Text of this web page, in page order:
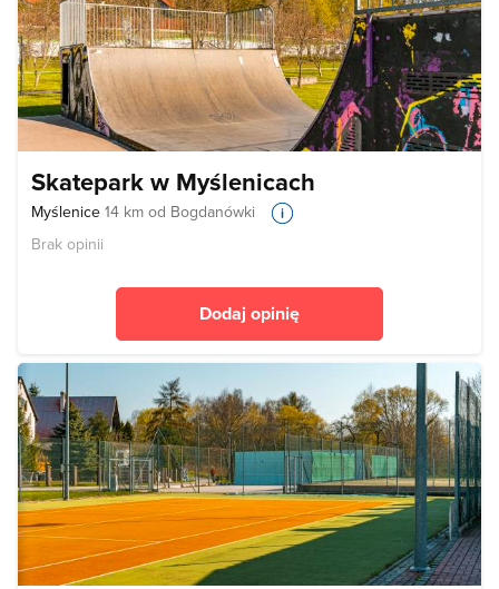
Skatepark w Myślenicach
Myślenice 14 km od Bogdanówki
Brak opinii
Dodaj opinię